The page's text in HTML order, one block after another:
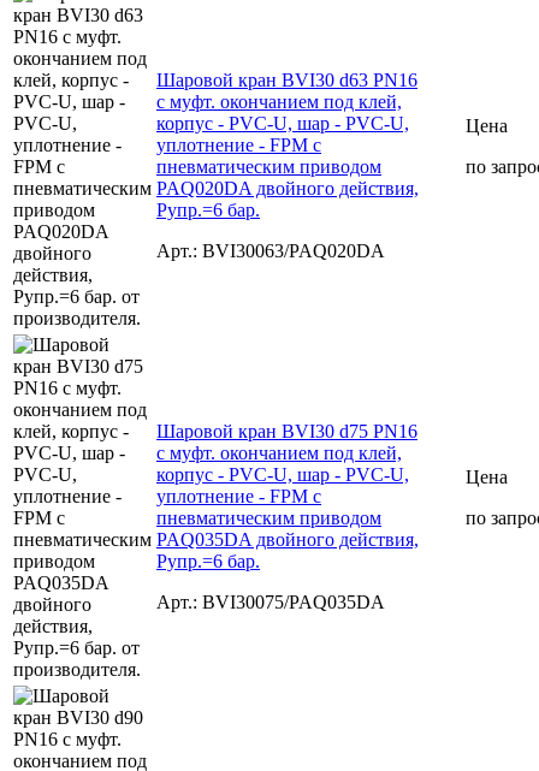
Шаровой кран BVI30 d63 PN16
с муфт. окончанием под клей,
корпус - PVC-U, шар - PVC-U,
уплотнение - FPM с
пневматическим приводом
PAQ020DA двойного действия,
Рупр.=6 бар.
Арт.: BVI30063/PAQ020DA
Цена
по
Шаровой кран BVI30 d75 PN16
с муфт. окончанием под клей,
корпус - PVC-U, шар - PVC-U,
уплотнение - FPM с
пневматическим приводом
PAQ035DA двойного действия,
Рупр.=6 бар.
Арт.: BVI30075/PAQ035DA
Цена
по